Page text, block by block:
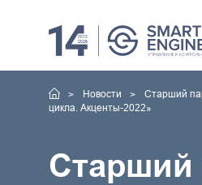
Новости
Старший
цикла. Акценты-2022»
Старший